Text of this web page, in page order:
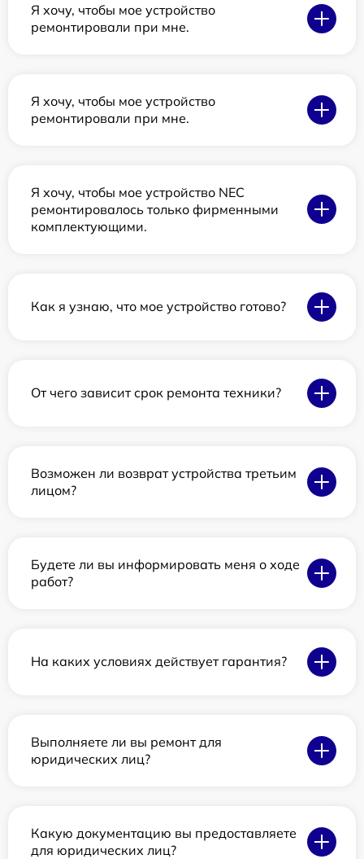
Я хочу, чтобы мое устройство
ремонтировали при мне.
Я хочу, чтобы мое устройство
ремонтировали при мне.
Я хочу, чтобы мое устройство NEC
ремонтировалось только фирменными
комплектующими.
Как я узнаю, что мое устройство готово?
От чего зависит срок ремонта техники?
Возможен ли возврат устройства третьим
лицом?
Будете ли вы информировать меня о ходе
работ?
На каких условиях действует гарантия?
Выполняете ли вы ремонт для
юридических лиц?
Какую документацию вы предоставляете
для юридических лиц?